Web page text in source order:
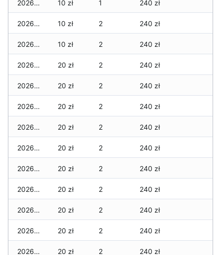
2026-05-08 10 zł 1 240 zł
2026-05-07 10 zł 2 240 zł
2026-05-06 10 zł 2 240 zł
2026-05-05 20 zł 2 240 zł
2026-05-04 20 zł 2 240 zł
2026-05-03 20 zł 2 240 zł
2026-05-02 20 zł 2 240 zł
2026-05-01 20 zł 2 240 zł
2026-04-30 20 zł 2 240 zł
2026-04-29 20 zł 2 240 zł
2026-04-28 20 zł 2 240 zł
2026-04-27 20 zł 2 240 zł
2026-04-26 20 zł 2 240 zł